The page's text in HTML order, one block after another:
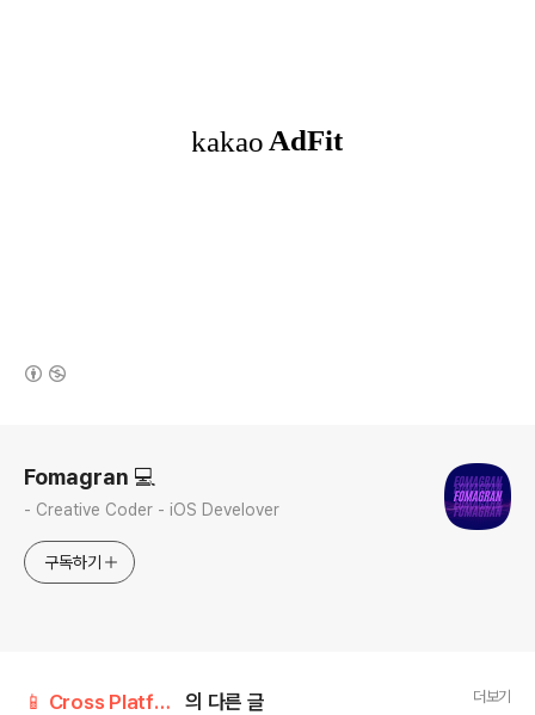
Fomagran 💻
- Creative Coder - iOS Develover
구독하기
📱 Cross Platform/React Native 의 다른 글 더보기